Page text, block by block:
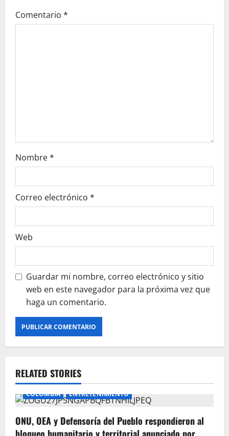
a
Comentario *
Nombre*
Correo electrónico *
Web
Guardar mi nombre, correo electrónico y sitio
web en este navegador para la próxima vez que
haga un comentario.
RELATED STORIES
COLOMBIA ENTRETENIMIENTO
ONU, OEA y Defensoría del Pueblo respondieron al